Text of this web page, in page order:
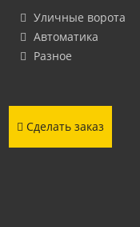
Уличные ворота
Автоматика
Разное
Сделать заказ